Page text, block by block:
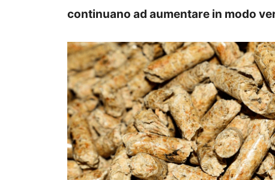
continuano ad aumentare in modo